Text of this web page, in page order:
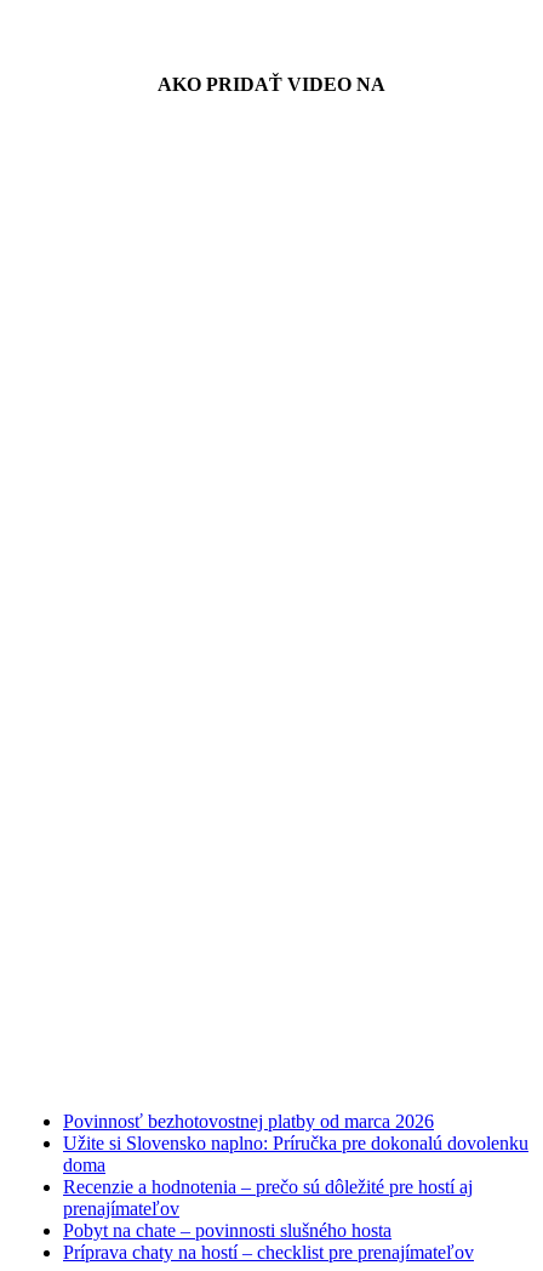
AKO PRIDAŤ VIDEO NA
Povinnosť bezhotovostnej platby od marca 2026
Užite si Slovensko naplno: Príručka pre dokonalú dovolenku
doma
Recenzie a hodnotenia – prečo sú dôležité pre hostí aj
prenajímateľov
Pobyt na chate – povinnosti slušného hosta
Príprava chaty na hostí – checklist pre prenajímateľov